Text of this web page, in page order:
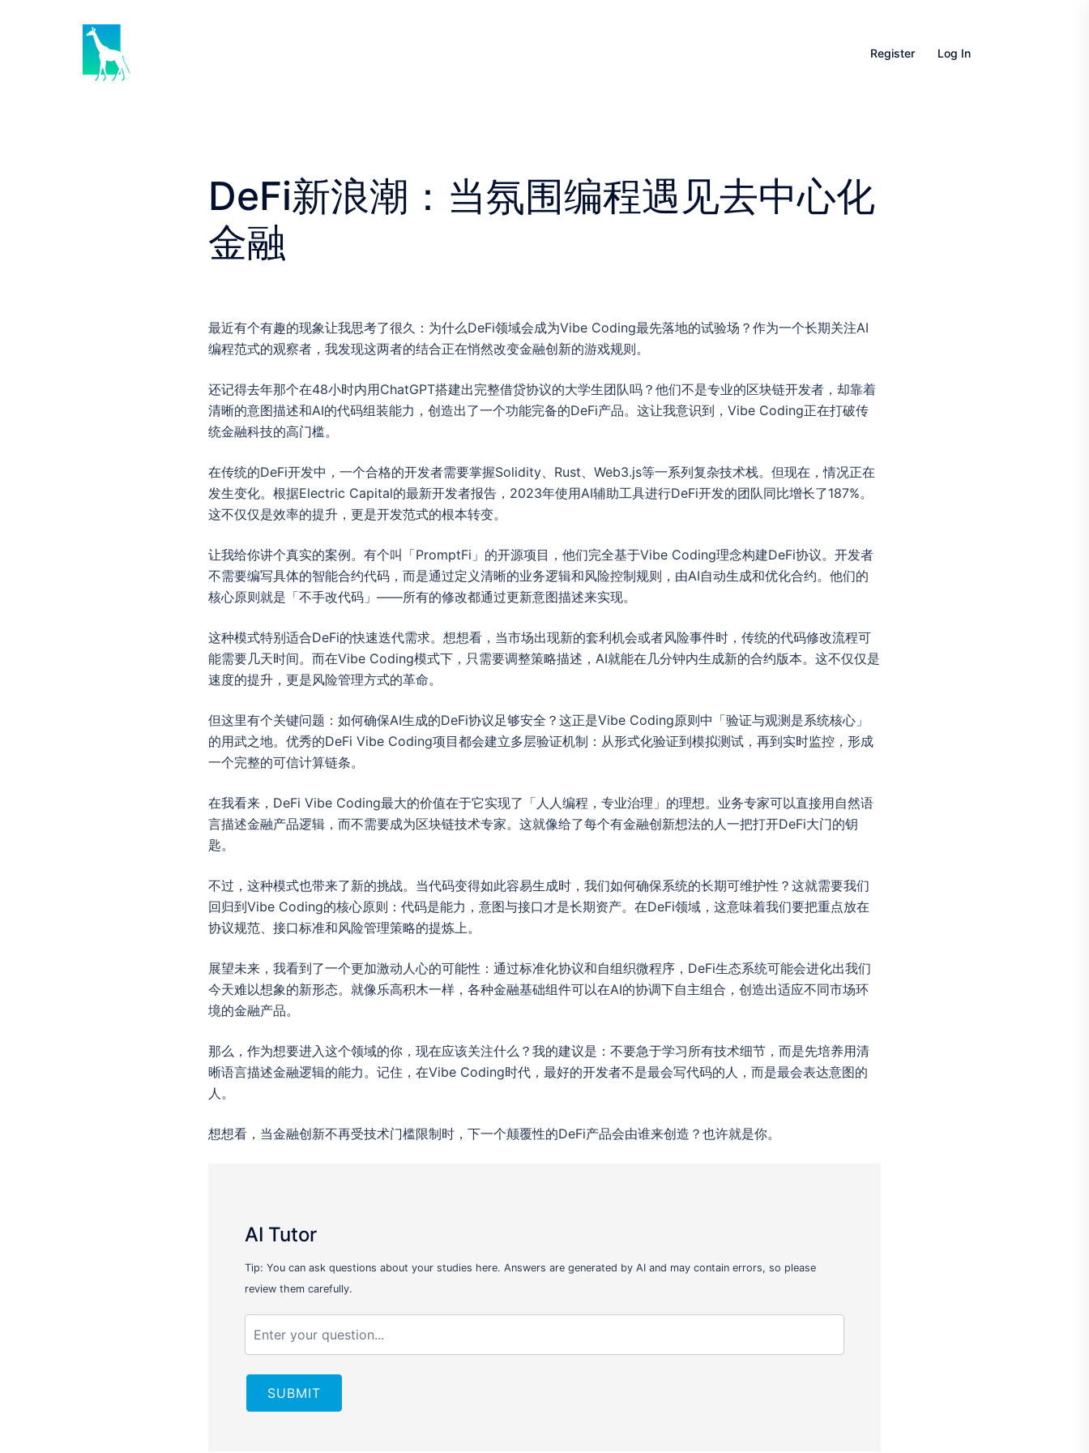
Register Log In
DeFi新浪潮：当氛围编程遇见去中心化
金融
最近有个有趣的现象让我思考了很久：为什么DeFi领域会成为Vibe Coding最先落地的试验场？作为一个长期关注AI
编程范式的观察者，我发现这两者的结合正在悄然改变金融创新的游戏规则。
还记得去年那个在48小时内用ChatGPT搭建出完整借贷协议的大学生团队吗？他们不是专业的区块链开发者，却靠着
清晰的意图描述和AI的代码组装能力，创造出了一个功能完备的DeFi产品。这让我意识到，Vibe Coding正在打破传
统金融科技的高门槛。
在传统的DeFi开发中，一个合格的开发者需要掌握Solidity、Rust、Web3.js等一系列复杂技术栈。但现在，情况正在
发生变化。根据Electric Capital的最新开发者报告，2023年使用AI辅助工具进行DeFi开发的团队同比增长了187%。
这不仅仅是效率的提升，更是开发范式的根本转变。
让我给你讲个真实的案例。有个叫「PromptFi」的开源项目，他们完全基于Vibe Coding理念构建DeFi协议。开发者
不需要编写具体的智能合约代码，而是通过定义清晰的业务逻辑和风险控制规则，由AI自动生成和优化合约。他们的
核心原则就是「不手改代码」——所有的修改都通过更新意图描述来实现。
这种模式特别适合DeFi的快速迭代需求。想想看，当市场出现新的套利机会或者风险事件时，传统的代码修改流程可
能需要几天时间。而在Vibe Coding模式下，只需要调整策略描述，AI就能在几分钟内生成新的合约版本。这不仅仅是
速度的提升，更是风险管理方式的革命。
但这里有个关键问题：如何确保AI生成的DeFi协议足够安全？这正是Vibe Coding原则中「验证与观测是系统核心」
的用武之地。优秀的DeFi Vibe Coding项目都会建立多层验证机制：从形式化验证到模拟测试，再到实时监控，形成
一个完整的可信计算链条。
在我看来，DeFi Vibe Coding最大的价值在于它实现了「人人编程，专业治理」的理想。业务专家可以直接用自然语
言描述金融产品逻辑，而不需要成为区块链技术专家。这就像给了每个有金融创新想法的人一把打开DeFi大门的钥
匙。
不过，这种模式也带来了新的挑战。当代码变得如此容易生成时，我们如何确保系统的长期可维护性？这就需要我们
回归到Vibe Coding的核心原则：代码是能力，意图与接口才是长期资产。在DeFi领域，这意味着我们要把重点放在
协议规范、接口标准和风险管理策略的提炼上。
展望未来，我看到了一个更加激动人心的可能性：通过标准化协议和自组织微程序，DeFi生态系统可能会进化出我们
今天难以想象的新形态。就像乐高积木一样，各种金融基础组件可以在AI的协调下自主组合，创造出适应不同市场环
境的金融产品。
那么，作为想要进入这个领域的你，现在应该关注什么？我的建议是：不要急于学习所有技术细节，而是先培养用清
晰语言描述金融逻辑的能力。记住，在Vibe Coding时代，最好的开发者不是最会写代码的人，而是最会表达意图的
人。
想想看，当金融创新不再受技术门槛限制时，下一个颠覆性的DeFi产品会由谁来创造？也许就是你。
AI Tutor
Tip: You can ask questions about your studies here. Answers are generated by AI and may contain errors, so please
review them carefully.
SUBMIT